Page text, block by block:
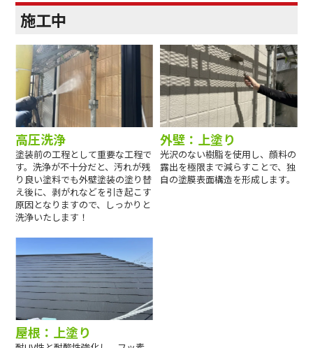
施工中
高圧洗浄
塗装前の工程として重要な工程で
す。洗浄が不十分だと、汚れが残
り良い塗料でも外壁塗装の塗り替
え後に、剥がれなどを引き起こす
原因となりますので、しっかりと
洗浄いたします！
外壁：上塗り
光沢のない樹脂を使用し、顔料の
露出を極限まで減らすことで、独
自の塗膜表面構造を形成します。
屋根：上塗り